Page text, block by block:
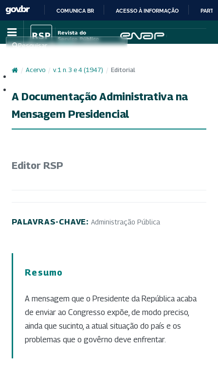
IR
PARA
CONTEÚDO
COMUNICA BR ACESSO À INFORMAÇÃO
Pesquisar
/ Acervo / v. 1 n. 3 e 4 (1947) / Editorial
A Documentação Administrativa na
Mensagem Presidencial
Editor RSP
PALAVRAS-CHAVE: Administração Pública
Resumo
A mensagem que o Presidente da República acaba
de enviar ao Congresso expõe, de modo preciso,
ainda que sucinto, a atual situação do país e os
problemas que o govêrno deve enfrentar.